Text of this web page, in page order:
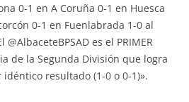
0-1 en A Coruña 0-1 en Huesca
0-1 en Fuenlabrada 1-0 al
@AlbaceteBPSAD es el PRIMER
de la Segunda División que logra
resultado (1-0 o 0-1)».